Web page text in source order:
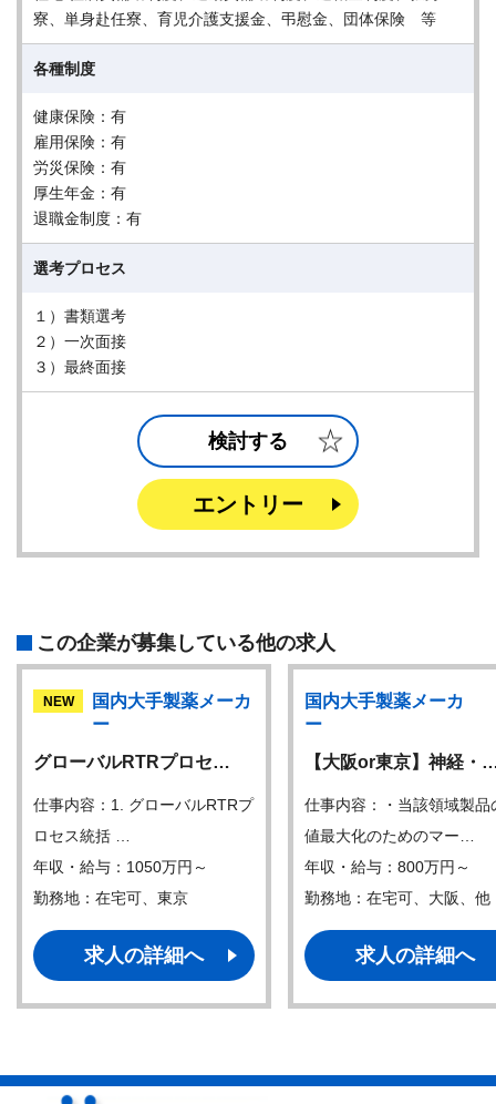
寮、単身赴任寮、育児介護支援金、弔慰金、団体保険 等
各種制度
健康保険：有
雇用保険：有
労災保険：有
厚生年金：有
退職金制度：有
選考プロセス
１）書類選考
２）一次面接
３）最終面接
検討する
エントリー
この企業が募集している他の求人
NEW
国内大手製薬メーカ
ー
グローバルRTRプロセ…
仕事内容：1. グローバルRTRプ
ロセス統括 …
年収・給与：1050万円～
勤務地：在宅可、東京
求人の詳細へ
国内大手製薬メーカ
ー
【大阪or東京】神経・
仕事内容：・当該領域製品
値最大化のためのマー…
年収・給与：800万円～
勤務地：在宅可、大阪、他
求人の詳細へ